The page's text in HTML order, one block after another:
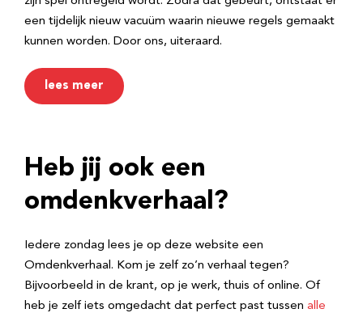
een tijdelijk nieuw vacuüm waarin nieuwe regels gemaakt
kunnen worden. Door ons, uiteraard.
lees meer
Heb jij ook een
omdenkverhaal?
Iedere zondag lees je op deze website een
Omdenkverhaal. Kom je zelf zo’n verhaal tegen?
Bijvoorbeeld in de krant, op je werk, thuis of online. Of
heb je zelf iets omgedacht dat perfect past tussen alle